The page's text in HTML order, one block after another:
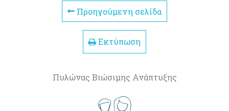
Προηγούμενη σελίδα
Εκτύπωση
Πυλώνας Βιώσιμης Ανάπτυξης